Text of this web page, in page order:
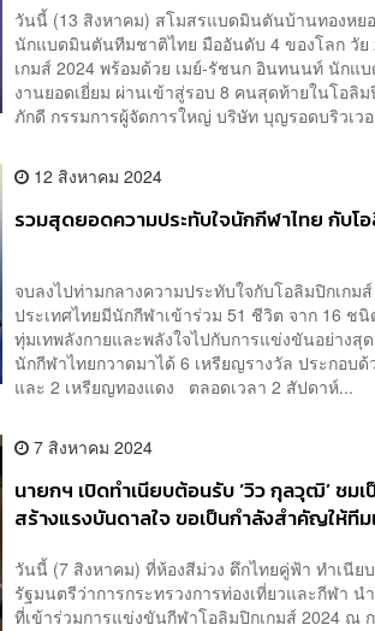
วันนี้ (13 สิงหาคม) สโมสรแบดมินตันบ้านทองห
นักแบดมินตันทีมชาติไทย มืออันดับ 4 ของโลก วัย
เกมส์ 2024 พร้อมด้วย เมย์-รัชนก อินทนนท์ นัก
งานยอดเยี่ยม ผ่านเข้าสู่รอบ 8 คนสุดท้ายในโอลิ
ภักดี กรรมการผู้จัดการใหญ่ บริษัท บุญรอดบริวเว
12 สิงหาคม 2024
รวมสุดยอดความประทับใจนักกีฬาไทย กับโ
จบลงไปท่ามกลางความประทับใจกับโอลิมปิกเก
ประเทศไทยมีนักกีฬาเข้าร่วม 51 ชีวิต จาก 16 ช
ทุ่มเทพลังกายและพลังใจไปกับการแข่งขันอย่างสุ
นักกีฬาไทยกวาดมาได้ 6 เหรียญรางวัล ประกอบด้
และ 2 เหรียญทองแดง ตลอดเวลา 2 สัปดาห์...
7 สิงหาคม 2024
นายกฯ เปิดทำเนียบต้อนรับ ‘วิว กุลวุฒิ’ ชม
สร้างแรงบันดาลใจ ขอเป็นกำลังสำคัญให้ที
วันนี้ (7 สิงหาคม) ที่ห้องสีม่วง ตึกไทยคู่ฟ้า ทำเนีย
รัฐมนตรีว่าการกระทรวงการท่องเที่ยวและกีฬา
ที่เข้าร่วมการแข่งขันกีฬาโอลิมปิกเกมส์ 2024 ณ